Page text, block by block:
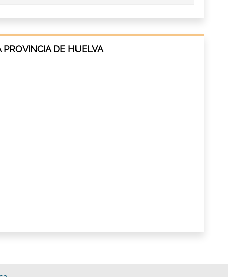
DE HUELVA